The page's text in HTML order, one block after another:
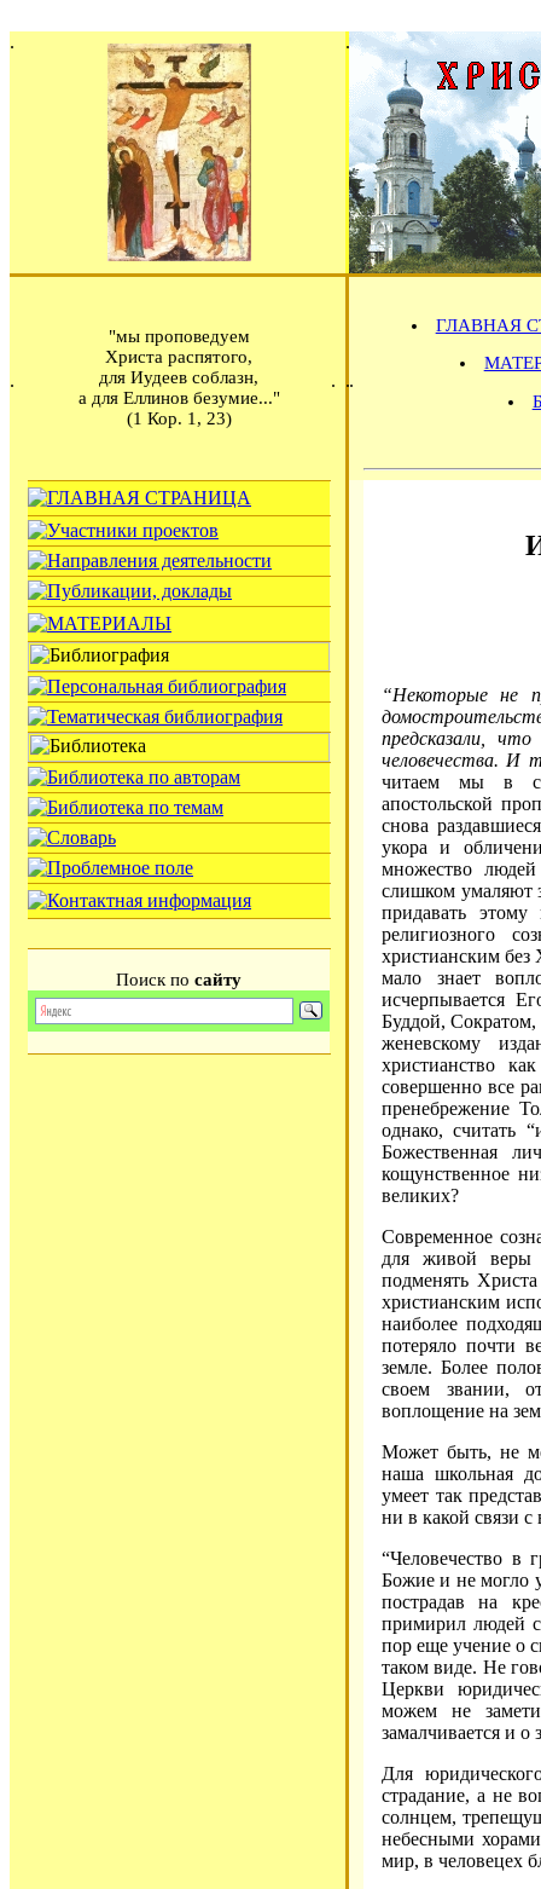
"мы проповедуем
Христа распятого,
для Иудеев соблазн,
а для Еллинов безумие..."
(1 Кор. 1, 23)
ГЛАВНАЯ
Поиск по сайту
“Некоторые не
предсказали,
человечества. И
читаем мы в
апостольской
снова
укора и
множество
слишком умаляют
придавать
религиозного
христианским
мало знает
исчерпывается
Буддой,
женевскому
христианство
совершенно все
пренебрежение
однако, считать
Божественная
кощунственное
великих?
Современное
для живой веры
подменять
христианским
наиболее
потеряло почти
земле. Более
своем звании,
воплощение на
Может быть, не
наша школьная
умеет так
ни в какой связи
“Человечество в
Божие и не могло
пострадав на
примирил людей
пор еще учение о
таком виде. Не
Церкви
можем не
замалчивается и о
Для
страдание, а не
солнцем,
небесными
мир, в человецех